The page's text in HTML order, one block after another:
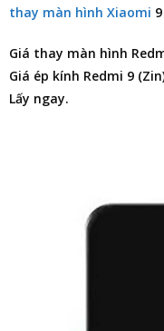
thay màn hình Xiaomi
Giá thay màn hình
Giá ép kính Redmi 9
Lấy ngay.